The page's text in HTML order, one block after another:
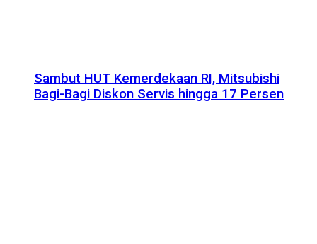
Sambut HUT Kemerdekaan RI, Mitsubishi
Bagi-Bagi Diskon Servis hingga 17 Persen